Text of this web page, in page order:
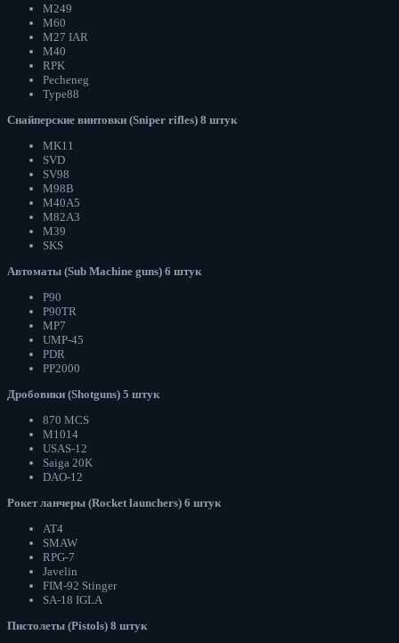
M249
M60
M27 IAR
M40
RPK
Pecheneg
Type88
Снайперские винтовки (Sniper rifles) 8 штук
MK11
SVD
SV98
M98B
M40A5
M82A3
M39
SKS
Автоматы (Sub Machine guns) 6 штук
P90
P90TR
MP7
UMP-45
PDR
PP2000
Дробовики (Shotguns) 5 штук
870 MCS
M1014
USAS-12
Saiga 20K
DAO-12
Рокет ланчеры (Rocket launchers) 6 штук
AT4
SMAW
RPG-7
Javelin
FIM-92 Stinger
SA-18 IGLA
Пистолеты (Pistols) 8 штук